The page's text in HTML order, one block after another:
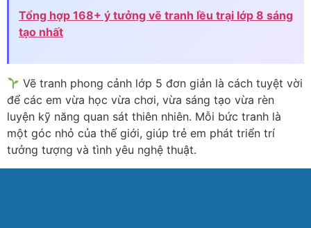
Tổng hợp 168+ ý tưởng vẽ tranh lều trại lớp 8 sáng
tạo nhất
Vẽ tranh phong cảnh lớp 5 đơn giản là cách tuyệt vời
để các em vừa học vừa chơi, vừa sáng tạo vừa rèn
luyện kỹ năng quan sát thiên nhiên. Mỗi bức tranh là
một góc nhỏ của thế giới, giúp trẻ em phát triển trí
tưởng tượng và tình yêu nghệ thuật.